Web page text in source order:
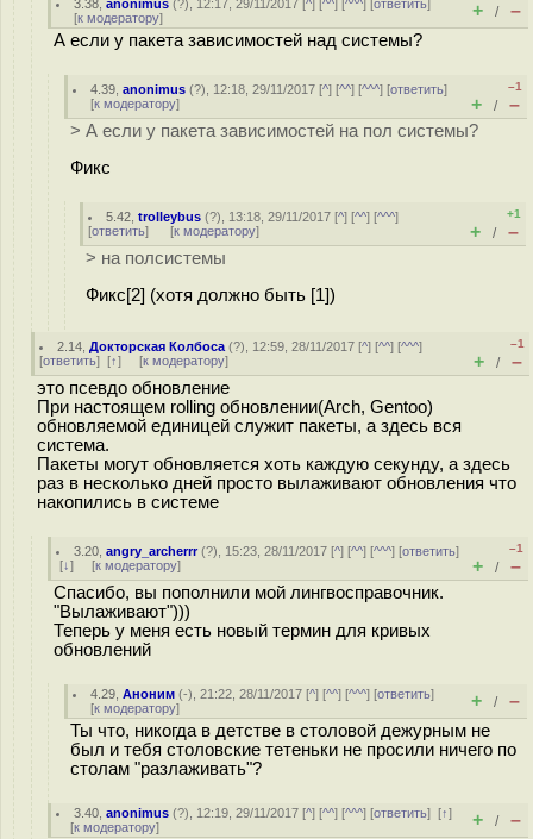
3.38 ,anonimus (?), 12:17, 29/11/2017 [^] [^^] [^^^] [ответить]
[к модератору] + / –
А если у пакета зависимостей над системы?
4.39 ,anonimus (?), 12:18, 29/11/2017 [^] [^^] [^^^] [ответить]
[к модератору]
–1
+ / –
> А если у пакета зависимостей на пол системы?
Фикс
5.42 ,trolleybus (?), 13:18, 29/11/2017 [^] [^^] [^^^]
[ответить] [к модератору]
+1
+ / –
> на полсистемы
Фикс[2] (хотя должно быть [1])
2.14 ,Докторская Колбоса (?), 12:59, 28/11/2017 [^] [^^] [^^^]
[ответить] [↑] [к модератору]
–1
+ / –
это псевдо обновление
При настоящем rolling обновлении(Arch, Gentoo)
обновляемой единицей служит пакеты, а здесь вся
система.
Пакеты могут обновляется хоть каждую секунду, а здесь
раз в несколько дней просто вылаживают обновления что
накопились в системе
3.20 ,angry_archerrr(?), 15:23, 28/11/2017 [^] [^^] [^^^] [ответить]
[↓] [к модератору]
–1
+ / –
Спасибо, вы пополнили мой лингвосправочник.
"Вылаживают")))
Теперь у меня есть новый термин для кривых
обновлений
4.29 ,Аноним (-), 21:22, 28/11/2017 [^] [^^] [^^^] [ответить]
[к модератору] + / –
Ты что, никогда в детстве в столовой дежурным не
был и тебя столовские тетеньки не просили ничего по
столам "разлаживать"?
3.40 ,anonimus (?), 12:19, 29/11/2017 [^] [^^] [^^^] [ответить][↑]
[к модератору] + / –